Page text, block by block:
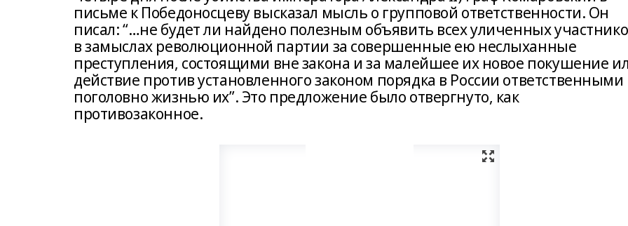
письме к Победоносцеву высказал мысль о групповой ответственности. Он
писал: “…не будет ли найдено полезным объявить всех уличенных
в замыслах революционной партии за совершенные ею неслыханные
преступления, состоящими вне закона и за малейшее их новое покушение
действие против установленного законом порядка в России ответственными
поголовно жизнью их”. Это предложение было отвергнуто, как
противозаконное.